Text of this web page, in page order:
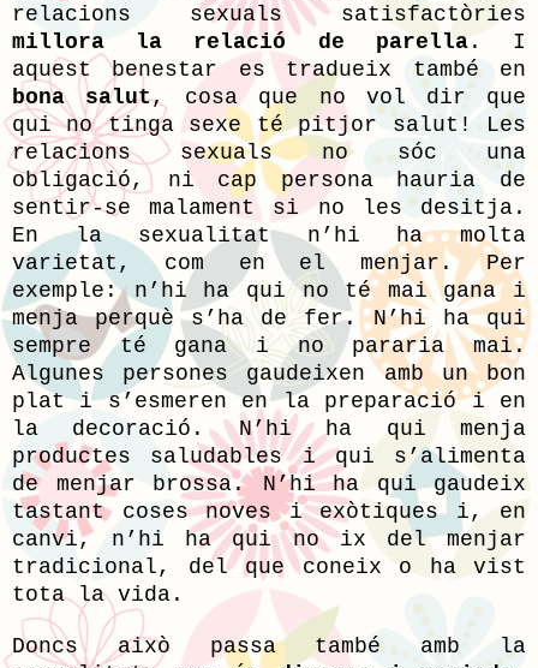
relacions sexuals satisfactòries
millora la relació de parella. I
aquest benestar es tradueix també en
bona salut, cosa que no vol dir que
qui no tinga sexe té pitjor salut! Les
relacions sexuals no sóc una
obligació, ni cap persona hauria de
sentir-se malament si no les desitja.
En la sexualitat n’hi ha molta
varietat, com en el menjar. Per
exemple: n’hi ha qui no té mai gana i
menja perquè s’ha de fer. N’hi ha qui
sempre té gana i no pararia mai.
Algunes persones gaudeixen amb un bon
plat i s’esmeren en la preparació i en
la decoració. N’hi ha qui menja
productes saludables i qui s’alimenta
de menjar brossa. N’hi ha qui gaudeix
tastant coses noves i exòtiques i, en
canvi, n’hi ha qui no ix del menjar
tradicional, del que coneix o ha vist
tota la vida.
Doncs això passa també amb la